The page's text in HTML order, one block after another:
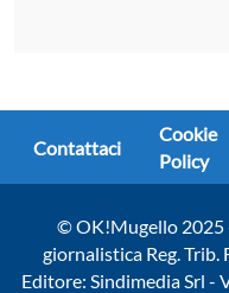
Contattaci
Cookie
Policy
© OK!Mugello 2025
giornalistica Reg.
Editore: Sindimedia Srl -